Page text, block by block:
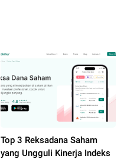
Top 3 Reksadana Saham
yang Ungguli Kinerja Indeks